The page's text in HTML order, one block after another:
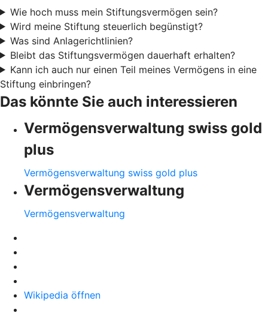
Wie hoch muss mein Stiftungsvermögen sein?
Wird meine Stiftung steuerlich begünstigt?
Was sind Anlagerichtlinien?
Bleibt das Stiftungsvermögen dauerhaft erhalten?
Kann ich auch nur einen Teil meines Vermögens in eine
Stiftung einbringen?
Das könnte Sie auch interessieren
Vermögensverwaltung swiss gold
plus
Vermögensverwaltung swiss gold plus
Vermögensverwaltung
Vermögensverwaltung
Wikipedia öffnen